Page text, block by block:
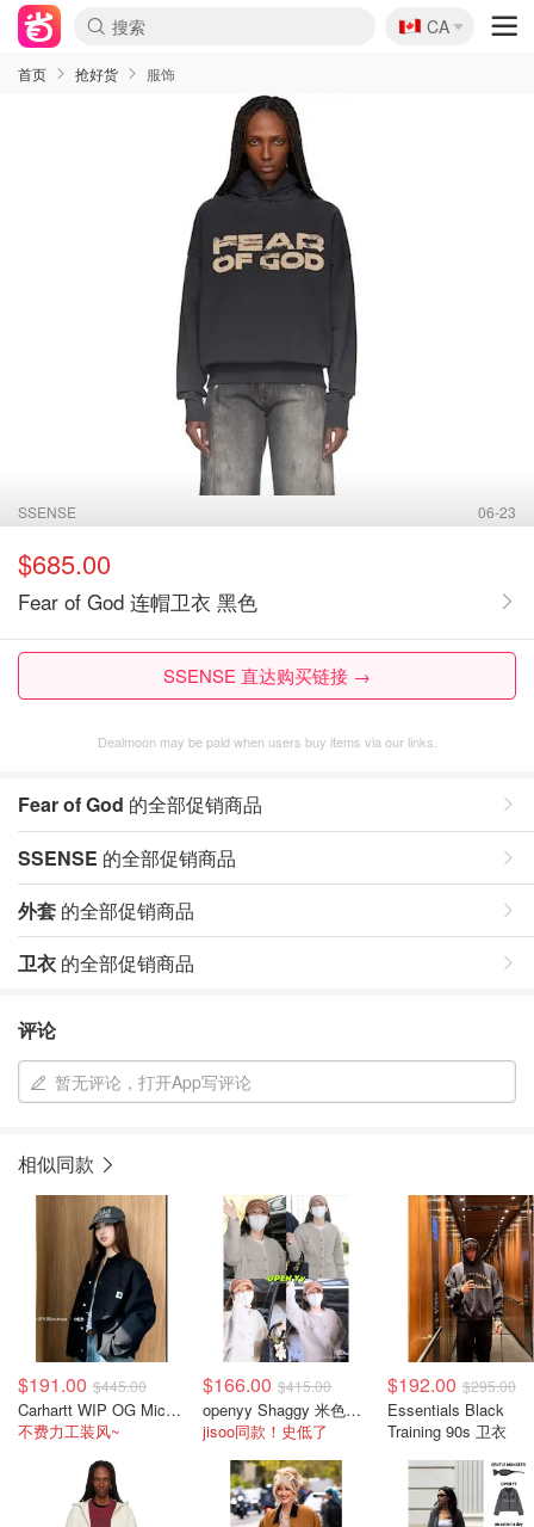
🇨🇦
CA
首页 抢好货 服饰
SSENSE 06-23
$685.00
Fear of God 连帽卫衣 黑色
SSENSE 直达购买链接 →
Dealmoon may be paid when users buy items via our links.
Fear of God 的全部促销商品
SSENSE 的全部促销商品
外套 的全部促销商品
卫衣 的全部促销商品
评论
暂无评论，打开App写评论
相似同款
$191.00 $445.00
Carhartt WIP OG Michigan 工装夹克 黑色
不费力工装风~
$166.00 $415.00
openyy Shaggy 米色开衫 jisoo同款
jisoo同款！史低了
$192.00 $295.00
Essentials Black
Training 90s 卫衣